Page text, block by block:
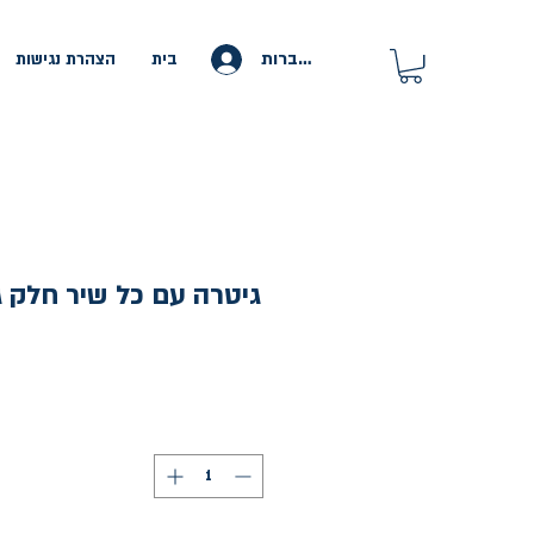
בית הצהרת נגישות להתחברות
גיטרה עם כל שיר חלק